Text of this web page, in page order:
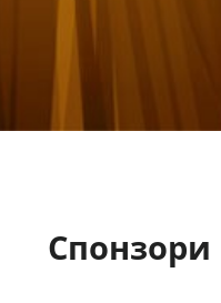
Спонзори